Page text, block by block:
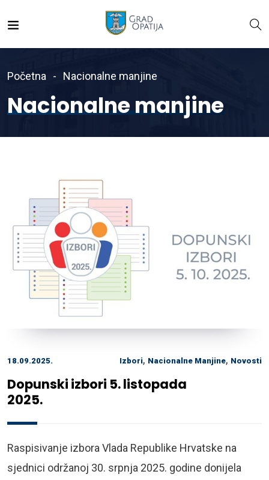
Početna Nacionalne manjine
Nacionalne manjine
18.09.2025. Izbori, Nacionalne Manjine, Novosti
Dopunski izbori 5. listopada
2025.
Raspisivanje izbora Vlada Republike Hrvatske na
sjednici održanoj 30. srpnja 2025. godine donijela